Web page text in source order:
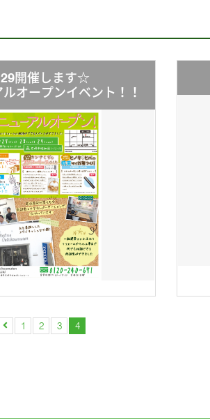
・29開催します☆
ルオープンイベント！！
1 2 3 4